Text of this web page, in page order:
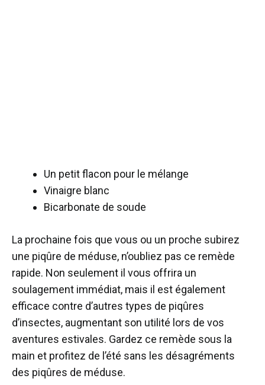
Un petit flacon pour le mélange
Vinaigre blanc
Bicarbonate de soude
La prochaine fois que vous ou un proche subirez
une piqûre de méduse, n’oubliez pas ce remède
rapide. Non seulement il vous offrira un
soulagement immédiat, mais il est également
efficace contre d’autres types de piqûres
d’insectes, augmentant son utilité lors de vos
aventures estivales. Gardez ce remède sous la
main et profitez de l’été sans les désagréments
des piqûres de méduse.